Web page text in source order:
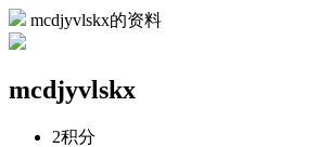
mcdjyvlskx的资料
mcdjyvlskx
2积分